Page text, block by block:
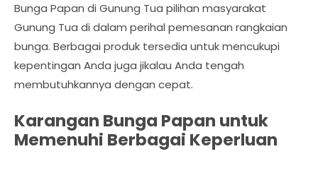
Bunga Papan di Gunung Tua pilihan masyarakat
Gunung Tua di dalam perihal pemesanan rangkaian
bunga. Berbagai produk tersedia untuk mencukupi
kepentingan Anda juga jikalau Anda tengah
membutuhkannya dengan cepat.
Karangan Bunga Papan untuk
Memenuhi Berbagai Keperluan